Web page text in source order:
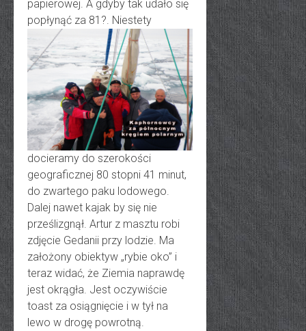
papierowej. A gdyby tak udało się
popłynąć za 81?. Niestety
docieramy do szerokości
geograficznej 80 stopni 41 minut,
do zwartego paku lodowego.
Dalej nawet kajak by się nie
prześlizgnął. Artur z masztu robi
zdjęcie Gedanii przy lodzie. Ma
założony obiektyw „rybie oko” i
teraz widać, że Ziemia naprawdę
jest okrągła. Jest oczywiście
toast za osiągnięcie i w tył na
lewo w drogę powrotną.